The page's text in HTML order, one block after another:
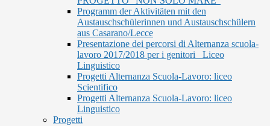
Programm der Aktivitäten mit den
Austauschschülerinnen und Austauschschülern
aus Casarano/Lecce
Presentazione dei percorsi di Alternanza scuola-
lavoro 2017/2018 per i genitori_ Liceo
Linguistico
Progetti Alternanza Scuola-Lavoro: liceo
Scientifico
Progetti Alternanza Scuola-Lavoro: liceo
Linguistico
Progetti